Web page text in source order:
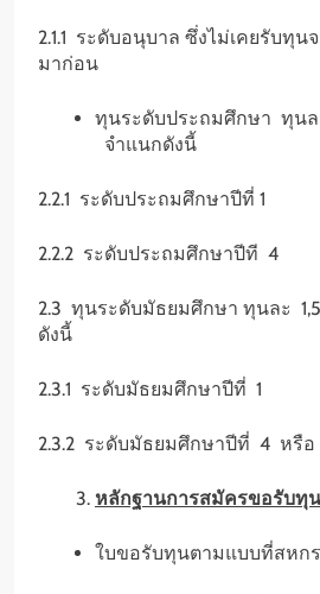
2.1.1 ระดับอนุบาล ซึ่งไม่เคยรับทุ
มาก่อน
ทุนระดับประถมศึกษา ทุน
จำแนกดังนี้
2.2.1 ระดับประถมศึกษาปีที่ 1
2.2.2 ระดับประถมศึกษาปีที 4
2.3 ทุนระดับมัธยมศึกษา ทุนละ
ดังนี้
2.3.1 ระดับมัธยมศึกษาปีที่ 1
2.3.2 ระดับมัธยมศึกษาปีที่ 4 หรื
หลักฐานการสมัครขอรับทุน
ใบขอรับทุนตามแบบที่สหก